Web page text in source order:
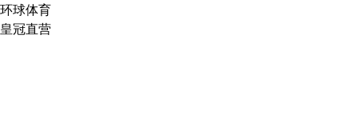
环球体育
皇冠直营